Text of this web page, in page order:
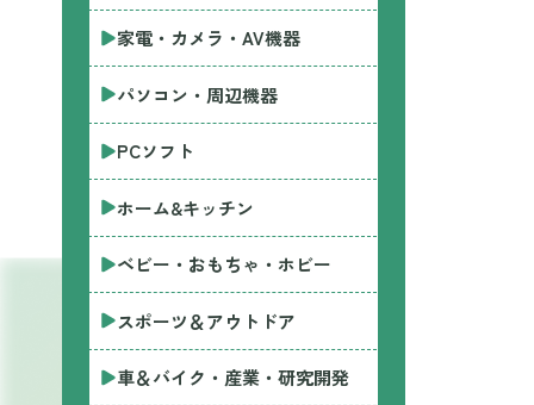
家電・カメラ・AV機器
パソコン・周辺機器
PCソフト
ホーム&キッチン
ベビー・おもちゃ・ホビー
スポーツ＆アウトドア
車＆バイク・産業・研究開発